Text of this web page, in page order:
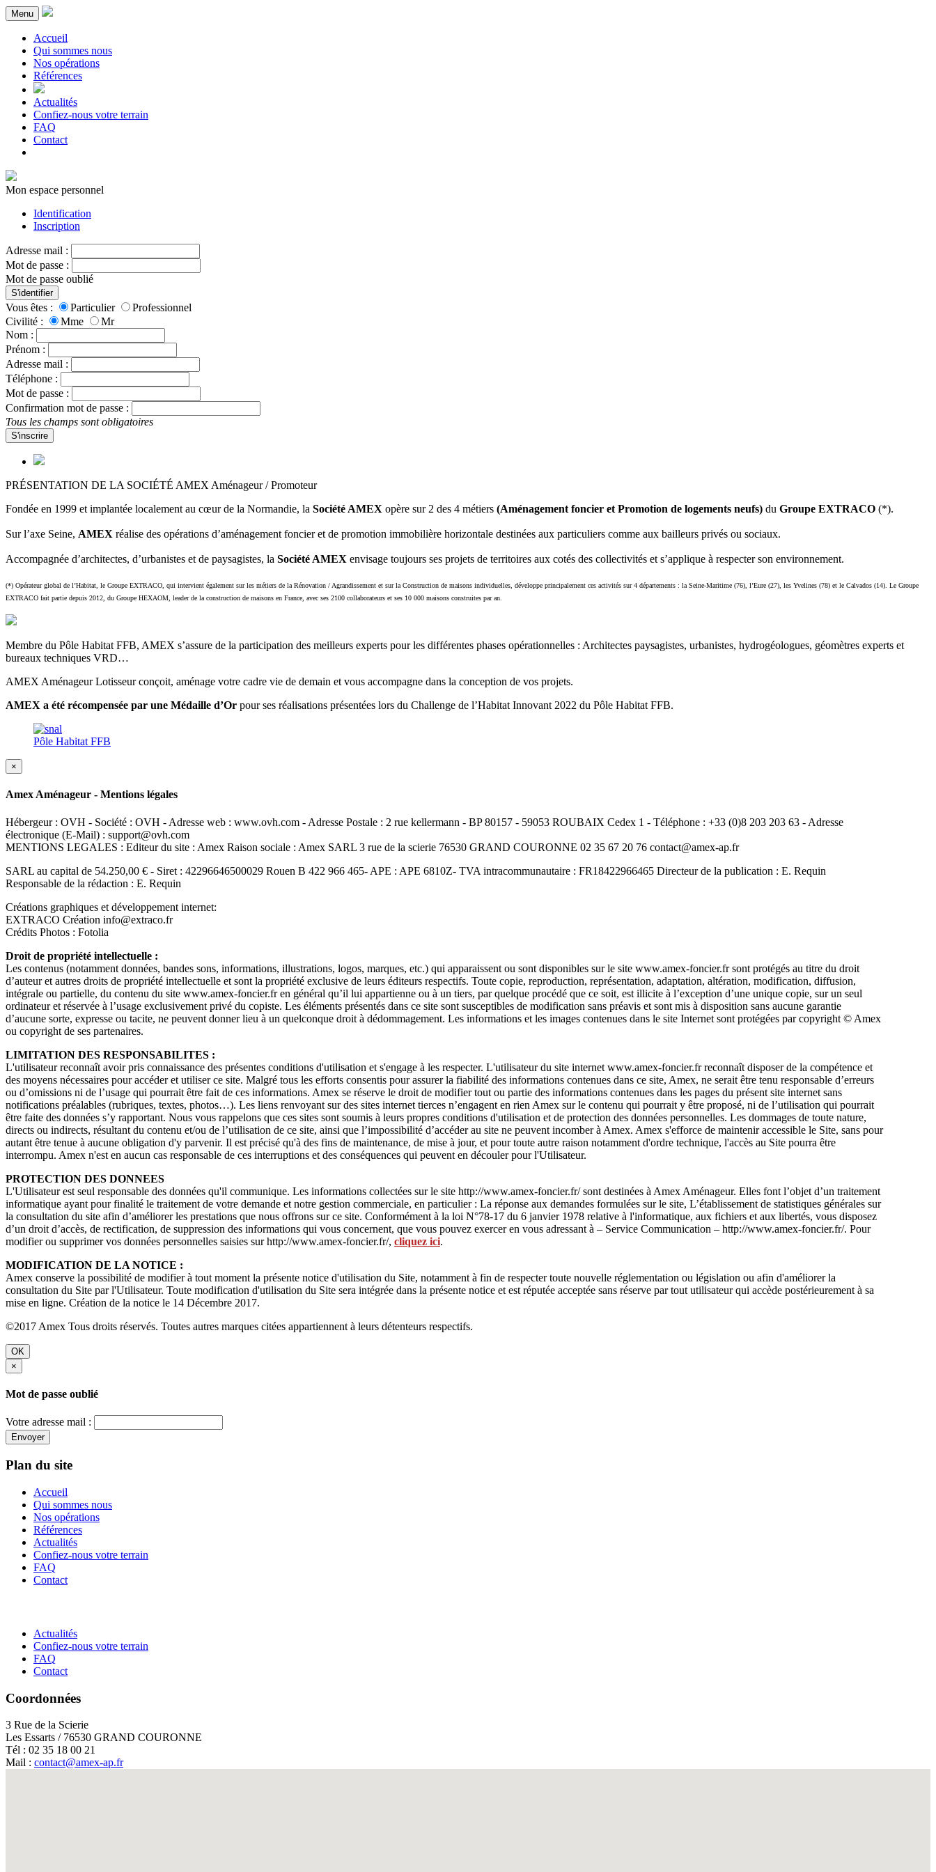
Menu
Accueil
Qui sommes nous
Nos opérations
Références
Actualités
Confiez-nous votre terrain
FAQ
Contact
Mon espace personnel
Identification
Inscription
Adresse mail :
Mot de passe :
Mot de passe oublié
S'identifier
Vous êtes : Particulier
Professionnel
Civilité :
Mme
Mr
Nom :
Prénom :
Adresse mail :
Téléphone :
Mot de passe :
Confirmation mot de passe :
Tous les champs sont obligatoires
S'inscrire
PRÉSENTATION DE LA SOCIÉTÉ AMEX Aménageur / Promoteur
Fondée en 1999 et implantée localement au cœur de la Normandie, la Société AMEX opère sur 2 des 4 métiers (Aménagement foncier et Promotion de logements neufs) du Groupe EXTRACO (*).
Sur l’axe Seine, AMEX réalise des opérations d’aménagement foncier et de promotion immobilière horizontale destinées aux particuliers comme aux bailleurs privés ou sociaux.
Accompagnée d’architectes, d’urbanistes et de paysagistes, la Société AMEX envisage toujours ses projets de territoires aux cotés des collectivités et s’applique à respecter son environnement.
(*) Opérateur global de l’Habitat, le Groupe EXTRACO, qui intervient également sur les métiers de la Rénovation / Agrandissement et sur la Construction de maisons individuelles, développe principalement ces activités sur 4 départements : la Seine-Maritime (76), l’Eure (27), les Yvelines (78) et le Calvados (14). Le Groupe
EXTRACO fait partie depuis 2012, du Groupe HEXAOM, leader de la construction de maisons en France, avec ses 2100 collaborateurs et ses 10 000 maisons construites par an.
Membre du Pôle Habitat FFB, AMEX s’assure de la participation des meilleurs experts pour les différentes phases opérationnelles : Architectes paysagistes, urbanistes, hydrogéologues, géomètres experts et
bureaux techniques VRD…
AMEX Aménageur Lotisseur conçoit, aménage votre cadre vie de demain et vous accompagne dans la conception de vos projets.
AMEX a été récompensée par une Médaille d’Or pour ses réalisations présentées lors du Challenge de l’Habitat Innovant 2022 du Pôle Habitat FFB.
Pôle Habitat FFB
×
Amex Aménageur - Mentions légales
Hébergeur : OVH - Société : OVH - Adresse web : www.ovh.com - Adresse Postale : 2 rue kellermann - BP 80157 - 59053 ROUBAIX Cedex 1 - Téléphone : +33 (0)8 203 203 63 - Adresse
électronique (E-Mail) : support@ovh.com
MENTIONS LEGALES : Editeur du site : Amex Raison sociale : Amex SARL 3 rue de la scierie 76530 GRAND COURONNE 02 35 67 20 76 contact@amex-ap.fr
SARL au capital de 54.250,00 € - Siret : 42296646500029 Rouen B 422 966 465- APE : APE 6810Z- TVA intracommunautaire : FR18422966465 Directeur de la publication : E. Requin
Responsable de la rédaction : E. Requin
Créations graphiques et développement internet:
EXTRACO Création info@extraco.fr
Crédits Photos : Fotolia
Droit de propriété intellectuelle :
Les contenus (notamment données, bandes sons, informations, illustrations, logos, marques, etc.) qui apparaissent ou sont disponibles sur le site www.amex-foncier.fr sont protégés au titre du droit
d’auteur et autres droits de propriété intellectuelle et sont la propriété exclusive de leurs éditeurs respectifs. Toute copie, reproduction, représentation, adaptation, altération, modification, diffusion,
intégrale ou partielle, du contenu du site www.amex-foncier.fr en général qu’il lui appartienne ou à un tiers, par quelque procédé que ce soit, est illicite à l’exception d’une unique copie, sur un seul
ordinateur et réservée à l’usage exclusivement privé du copiste. Les éléments présentés dans ce site sont susceptibles de modification sans préavis et sont mis à disposition sans aucune garantie
d’aucune sorte, expresse ou tacite, ne peuvent donner lieu à un quelconque droit à dédommagement. Les informations et les images contenues dans le site Internet sont protégées par copyright © Amex
ou copyright de ses partenaires.
LIMITATION DES RESPONSABILITES :
L'utilisateur reconnaît avoir pris connaissance des présentes conditions d'utilisation et s'engage à les respecter. L'utilisateur du site internet www.amex-foncier.fr reconnaît disposer de la compétence et
des moyens nécessaires pour accéder et utiliser ce site. Malgré tous les efforts consentis pour assurer la fiabilité des informations contenues dans ce site, Amex, ne serait être tenu responsable d’erreurs
ou d’omissions ni de l’usage qui pourrait être fait de ces informations. Amex se réserve le droit de modifier tout ou partie des informations contenues dans les pages du présent site internet sans
notifications préalables (rubriques, textes, photos…). Les liens renvoyant sur des sites internet tierces n’engagent en rien Amex sur le contenu qui pourrait y être proposé, ni de l’utilisation qui pourrait
être faite des données s’y rapportant. Nous vous rappelons que ces sites sont soumis à leurs propres conditions d'utilisation et de protection des données personnelles. Les dommages de toute nature,
directs ou indirects, résultant du contenu et/ou de l’utilisation de ce site, ainsi que l’impossibilité d’accéder au site ne peuvent incomber à Amex. Amex s'efforce de maintenir accessible le Site, sans pour
autant être tenue à aucune obligation d'y parvenir. Il est précisé qu'à des fins de maintenance, de mise à jour, et pour toute autre raison notamment d'ordre technique, l'accès au Site pourra être
interrompu. Amex n'est en aucun cas responsable de ces interruptions et des conséquences qui peuvent en découler pour l'Utilisateur.
PROTECTION DES DONNEES
L'Utilisateur est seul responsable des données qu'il communique. Les informations collectées sur le site http://www.amex-foncier.fr/ sont destinées à Amex Aménageur. Elles font l’objet d’un traitement
informatique ayant pour finalité le traitement de votre demande et notre gestion commerciale, en particulier : La réponse aux demandes formulées sur le site, L’établissement de statistiques générales sur
la consultation du site afin d’améliorer les prestations que nous offrons sur ce site. Conformément à la loi N°78-17 du 6 janvier 1978 relative à l'informatique, aux fichiers et aux libertés, vous disposez
d’un droit d’accès, de rectification, de suppression des informations qui vous concernent, que vous pouvez exercer en vous adressant à – Service Communication – http://www.amex-foncier.fr/. Pour
modifier ou supprimer vos données personnelles saisies sur http://www.amex-foncier.fr/, cliquez ici.
MODIFICATION DE LA NOTICE :
Amex conserve la possibilité de modifier à tout moment la présente notice d'utilisation du Site, notamment à fin de respecter toute nouvelle réglementation ou législation ou afin d'améliorer la
consultation du Site par l'Utilisateur. Toute modification d'utilisation du Site sera intégrée dans la présente notice et est réputée acceptée sans réserve par tout utilisateur qui accède postérieurement à sa
mise en ligne. Création de la notice le 14 Décembre 2017.
©2017 Amex Tous droits réservés. Toutes autres marques citées appartiennent à leurs détenteurs respectifs.
OK
×
Mot de passe oublié
Votre adresse mail :
Envoyer
Plan du site
Accueil
Qui sommes nous
Nos opérations
Références
Actualités
Confiez-nous votre terrain
FAQ
Contact
Actualités
Confiez-nous votre terrain
FAQ
Contact
Coordonnées
3 Rue de la Scierie
Les Essarts / 76530 GRAND COURONNE
Tél : 02 35 18 00 21
Mail : contact@amex-ap.fr